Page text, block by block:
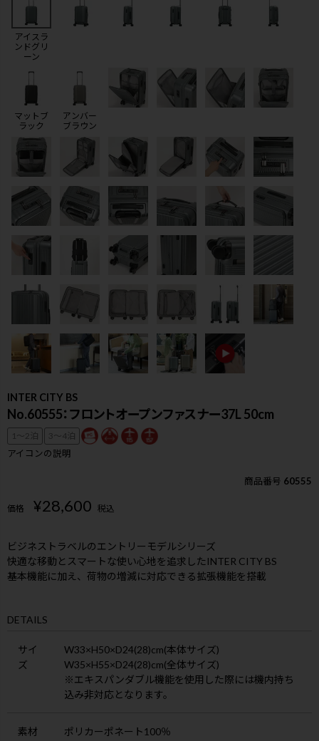
検索
アイスラ
ンドグリ
ーン
マットブ
ラック
アンバー
ブラウン
INTER CITY BS
No.60555：フロントオープンファスナー37L 50cm
1〜2泊
3〜4泊
アイコンの説明
商品番号 60555
価格 ¥28,600 税込
ビジネストラベルのエントリーモデルシリーズ
快適な移動とスマートな使い心地を追求したINTER CITY BS
基本機能に加え、荷物の増減に対応できる拡張機能を搭載
DETAILS
サイ
ズ
W33×H50×D24(28)cm(本体サイズ)
W35×H55×D24(28)cm(全体サイズ)
※エキスパンダブル機能を使用した際には機内持ち
込み非対応となります。
素材 ポリカーポネート100％